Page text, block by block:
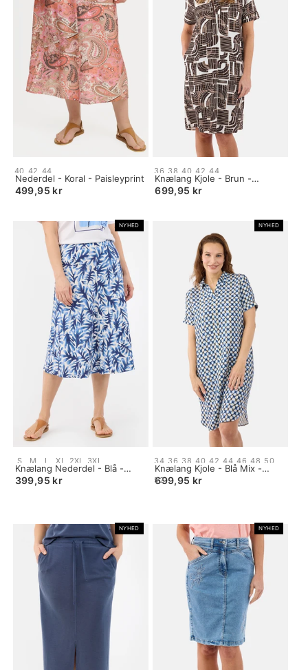
Nederdel - Koral - Paisleyprint
499,95 kr
Size:
34
selected
40 42 44
Knælang Kjole - Brun -
Grafisk Print
699,95 kr
Size:
34
selected
36 38 40 42 44
NYHED
Knælang Nederdel - Blå -
Mønstret
399,95 kr
Size:
S
selected
S M L XL 2XL 3XL
NYHED
Knælang Kjole - Blå Mix -
Mønstret
699,95 kr
Size:
34
selected
34 36 38 40 42 44 46 48 50
52
NYHED NYHED